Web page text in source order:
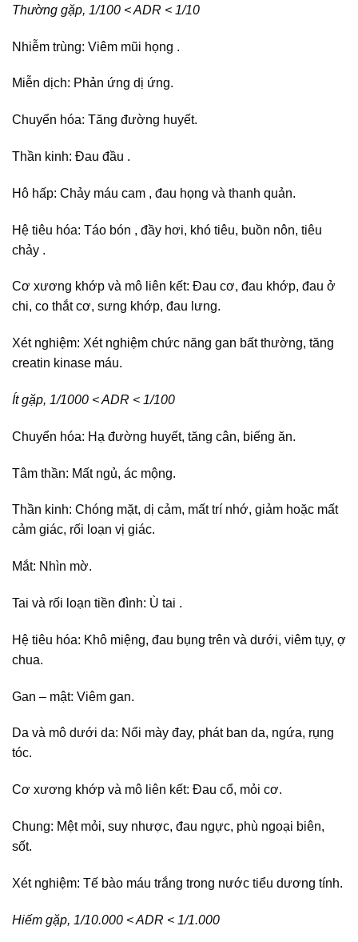
Thường gặp, 1/100 < ADR < 1/10
Nhiễm trùng: Viêm mũi họng .
Miễn dịch: Phản ứng dị ứng.
Chuyển hóa: Tăng đường huyết.
Thần kinh: Đau đầu .
Hô hấp: Chảy máu cam , đau họng và thanh quản.
Hệ tiêu hóa: Táo bón , đầy hơi, khó tiêu, buồn nôn, tiêu
chảy .
Cơ xương khớp và mô liên kết: Đau cơ, đau khớp, đau ở
chi, co thắt cơ, sưng khớp, đau lưng.
Xét nghiệm: Xét nghiệm chức năng gan bất thường, tăng
creatin kinase máu.
Ít gặp, 1/1000 < ADR < 1/100
Chuyển hóa: Hạ đường huyết, tăng cân, biếng ăn.
Tâm thần: Mất ngủ, ác mộng.
Thần kinh: Chóng mặt, dị cảm, mất trí nhớ, giảm hoặc mất
cảm giác, rối loạn vị giác.
Mắt: Nhìn mờ.
Tai và rối loạn tiền đình: Ù tai .
Hệ tiêu hóa: Khô miệng, đau bụng trên và dưới, viêm tụy, ợ
chua.
Gan – mật: Viêm gan.
Da và mô dưới da: Nổi mày đay, phát ban da, ngứa, rụng
tóc.
Cơ xương khớp và mô liên kết: Đau cổ, mỏi cơ.
Chung: Mệt mỏi, suy nhược, đau ngực, phù ngoại biên,
sốt.
Xét nghiệm: Tế bào máu trắng trong nước tiểu dương tính.
Hiếm gặp, 1/10.000 < ADR < 1/1.000